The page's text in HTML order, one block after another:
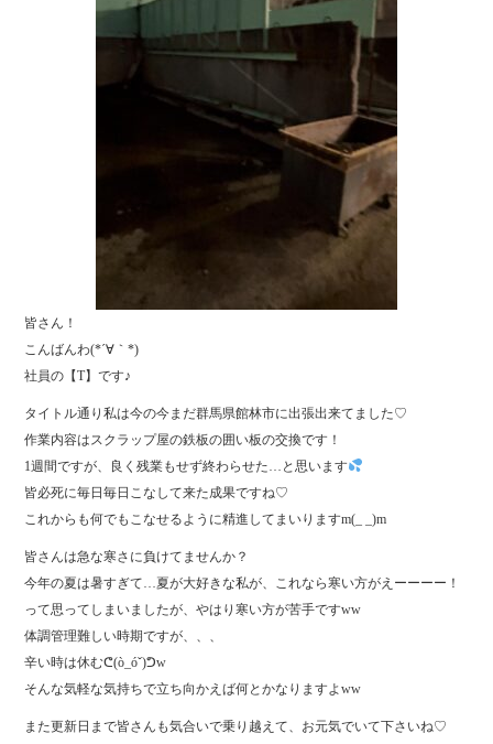
皆さん！
こんばんわ(*´∀｀*)
社員の【T】です♪
タイトル通り私は今の今まだ群馬県館林市に出張出来てました♡
作業内容はスクラップ屋の鉄板の囲い板の交換です！
1週間ですが、良く残業もせず終わらせた…と思います
皆必死に毎日毎日こなして来た成果ですね♡
これからも何でもこなせるように精進してまいりますm(_ _)m
皆さんは急な寒さに負けてませんか？
今年の夏は暑すぎて…夏が大好きな私が、これなら寒い方がえーーーー！
って思ってしまいましたが、やはり寒い方が苦手ですww
体調管理難しい時期ですが、、、
辛い時は休むᕦ(ò_óˇ)ᕤw
そんな気軽な気持ちで立ち向かえば何とかなりますよww
また更新日まで皆さんも気合いで乗り越えて、お元気でいて下さいね♡